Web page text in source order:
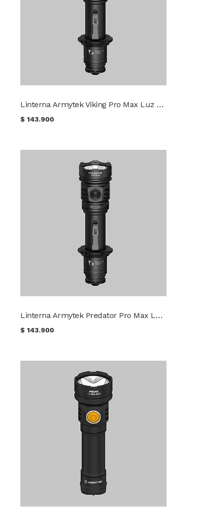
Linterna Armytek Viking Pro Max Luz Fría
$143.900
Linterna Armytek Predator Pro Max Luz Fría
$143.900